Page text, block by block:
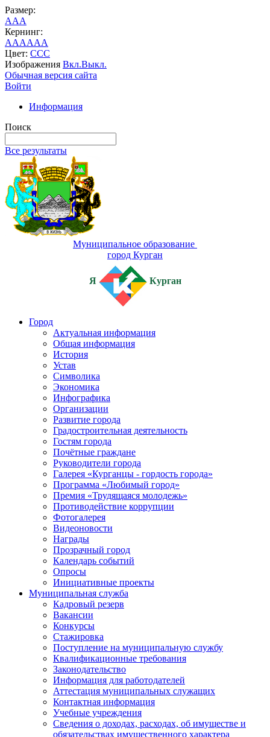
Размер:
AAA
Кернинг:
AAAAAA
Цвет: CCC
Изображения Вкл.Выкл.
Обычная версия сайта
Войти
Информация
Поиск
Все результаты
Муниципальное образование
город Курган
Я Курган
Город
Актуальная информация
Общая информация
История
Устав
Символика
Экономика
Инфографика
Организации
Развитие города
Градостроительная деятельность
Гостям города
Почётные граждане
Руководители города
Галерея «Курганцы - гордость города»
Программа «Любимый город»
Премия «Трудящаяся молодежь»
Противодействие коррупции
Фотогалерея
Видеоновости
Награды
Прозрачный город
Календарь событий
Опросы
Инициативные проекты
Муниципальная служба
Кадровый резерв
Вакансии
Конкурсы
Стажировка
Поступление на муниципальную службу
Квалификационные требования
Законодательство
Информация для работодателей
Аттестация муниципальных служащих
Контактная информация
Учебные учреждения
Сведения о доходах, расходах, об имуществе и
обязательствах имущественного характера